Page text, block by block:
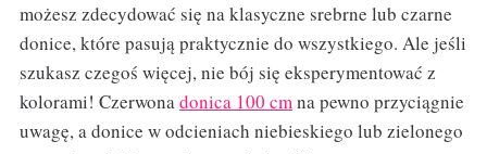
możesz zdecydować się na klasyczne srebrne lub czarne
donice, które pasują praktycznie do wszystkiego. Ale jeśli
szukasz czegoś więcej, nie bój się eksperymentować z
kolorami! Czerwonadonica 100 cmna pewno przyciągnie
uwagę, a donice w odcieniach niebieskiego lub zielonego